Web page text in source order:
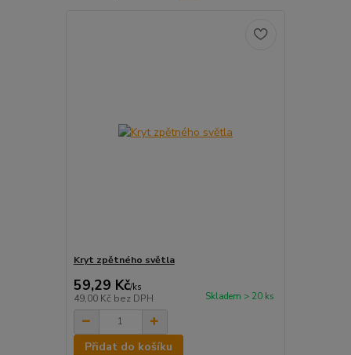
Kryt zpětného světla
59,29 Kč/ks
49,00 Kč bez DPH Skladem > 20 ks
Přidat do košíku